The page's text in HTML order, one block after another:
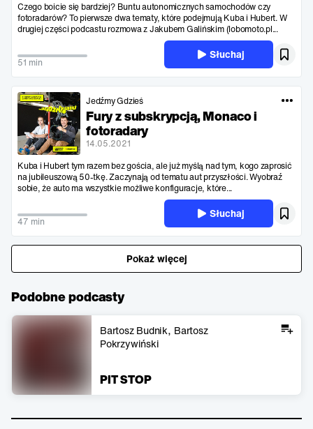
Czego boicie się bardziej? Buntu autonomicznych samochodów czy
fotoradarów? To pierwsze dwa tematy, które podejmują Kuba i Hubert. W
drugiej części podcastu rozmowa z Jakubem Galińskim (lobomoto.pl...
51 min
Słuchaj
Jedźmy Gdzieś
Fury z subskrypcją, Monaco i
fotoradary
14.05.2021
Kuba i Hubert tym razem bez gościa, ale już myślą nad tym, kogo zaprosić
na jubileuszową 50-tkę. Zaczynają od tematu aut przyszłości. Wyobraź
sobie, że auto ma wszystkie możliwe konfiguracje, które...
47 min
Słuchaj
Pokaż więcej
Podobne podcasty
Bartosz Budnik Bartosz
Pokrzywiński
PIT STOP